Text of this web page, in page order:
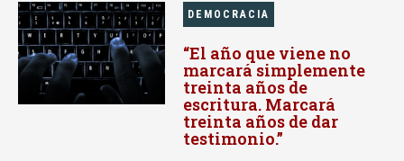
DEMOCRACIA
“El año que viene no
marcará simplemente
treinta años de
escritura. Marcará
treinta años de dar
testimonio.”